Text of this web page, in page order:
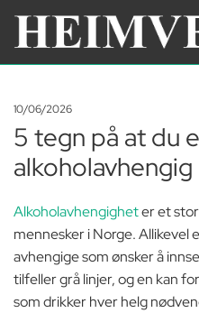
10/06/2026
5 tegn på at du
alkoholavhengig
Alkoholavhengigheter et
mennesker i Norge. Allikevel
avhengige som ønsker å
tilfeller grå linjer, og en kan
som drikker hver helg